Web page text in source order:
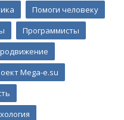
Помоги человеку
Программисты
Mega-e.su